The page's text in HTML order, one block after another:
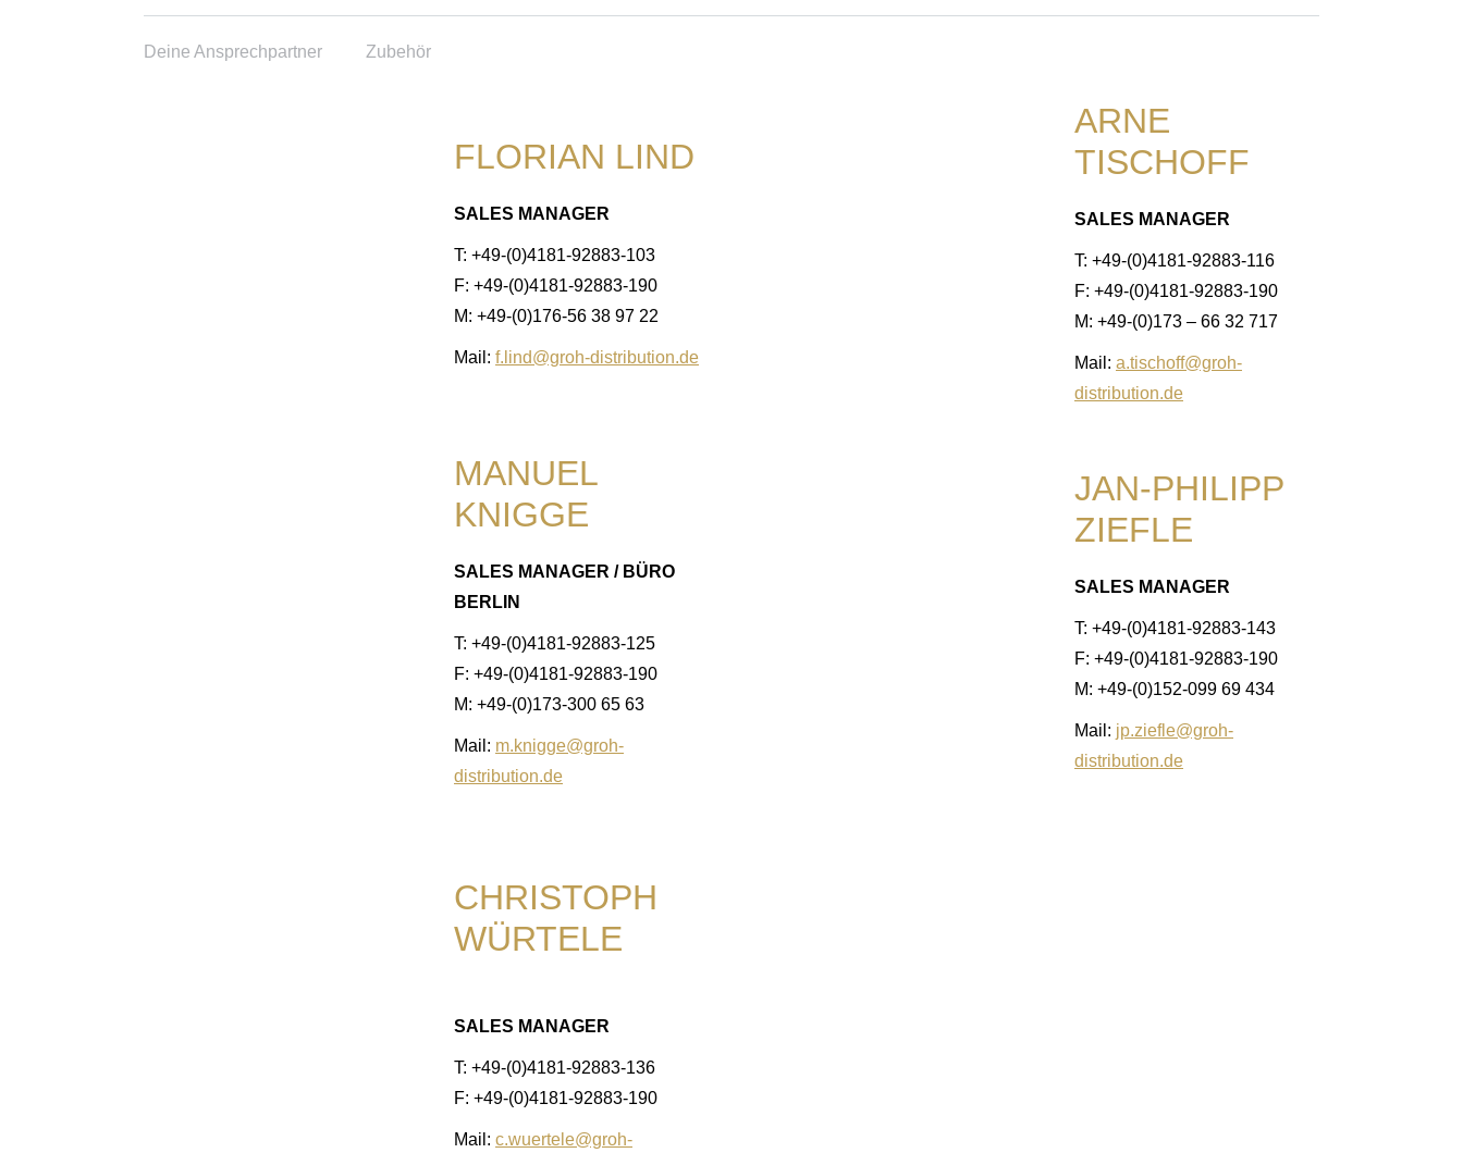
Deine Ansprechpartner Zubehör
FLORIAN LIND
SALES MANAGER
T: +49-(0)4181-92883-103
F: +49-(0)4181-92883-190
M: +49-(0)176-56 38 97 22
Mail: f.lind@groh-distribution.de
ARNE
TISCHOFF
SALES MANAGER
T: +49-(0)4181-92883-116
F: +49-(0)4181-92883-190
M: +49-(0)173 – 66 32 717
Mail: a.tischoff@groh-
distribution.de
MANUEL
KNIGGE
SALES MANAGER / BÜRO
BERLIN
T: +49-(0)4181-92883-125
F: +49-(0)4181-92883-190
M: +49-(0)173-300 65 63
Mail: m.knigge@groh-
distribution.de
JAN-PHILIPP
ZIEFLE
SALES MANAGER
T: +49-(0)4181-92883-143
F: +49-(0)4181-92883-190
M: +49-(0)152-099 69 434
Mail: jp.ziefle@groh-
distribution.de
CHRISTOPH
WÜRTELE
SALES MANAGER
T: +49-(0)4181-92883-136
F: +49-(0)4181-92883-190
Mail: c.wuertele@groh-